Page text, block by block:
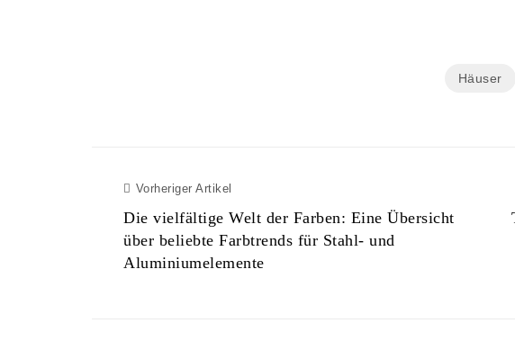
Häuser
Vorheriger Artikel
Die vielfältige Welt der Farben: Eine Übersicht
über beliebte Farbtrends für Stahl- und
Aluminiumelemente